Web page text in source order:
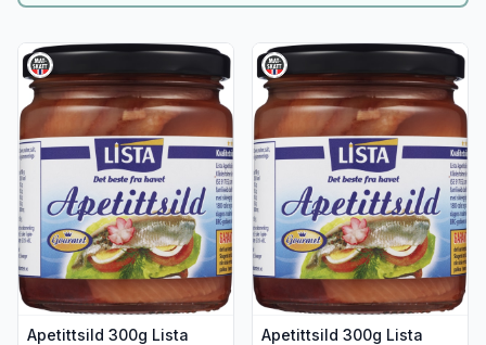
Apetittsild 300g Lista
Vis flere detaljer for produktet "Apetittsild 300g Lista"
Apetittsild 300g Lista
Vis flere detaljer for